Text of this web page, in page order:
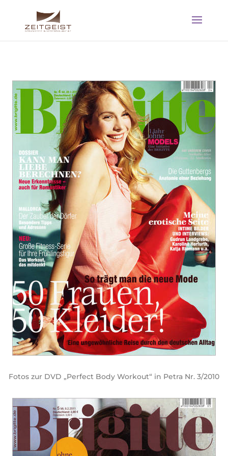
Fotos zur DVD „Perfect Body Workout“ in Petra Nr. 3/2010